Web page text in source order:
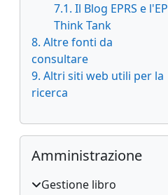
7.1. Il Blog EPRS e l'EP
Think Tank
8. Altre fonti da
consultare
9. Altri siti web utili per la
ricerca
Salta Amministrazione
Amministrazione
Gestione libro